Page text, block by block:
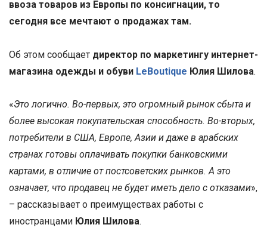
ввоза товаров из Европы по консигнации, то
сегодня все мечтают о продажах там.
Об этом сообщает директор по маркетингу интернет-
магазина одежды и обуви LeBoutique Юлия Шилова.
«Это логично. Во-первых, это огромный рынок сбыта и
более высокая покупательская способность. Во-вторых,
потребители в США, Европе, Азии и даже в арабских
странах готовы оплачивать покупки банковскими
картами, в отличие от постсоветских рынков. А это
означает, что продавец не будет иметь дело с отказами»,
– рассказывает о преимуществах работы с
иностранцами Юлия Шилова.